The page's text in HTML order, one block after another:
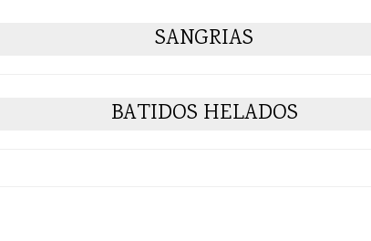
SANGRIAS
BATIDOS HELADOS